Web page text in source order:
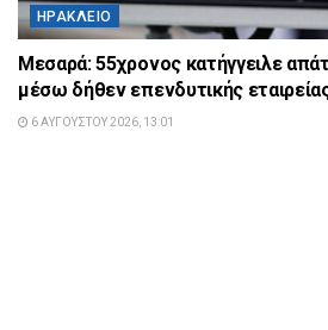
ΗΡΆΚΛΕΙΟ
Μεσαρά: 55χρονος κατήγγειλε
μέσω δήθεν επενδυτικής
6 ΑΥΓΟΎΣΤΟΥ 2026, 13:01